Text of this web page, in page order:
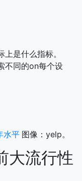
是什么指标。
不同的on每个设
水平 图像：yelp。
大流行性